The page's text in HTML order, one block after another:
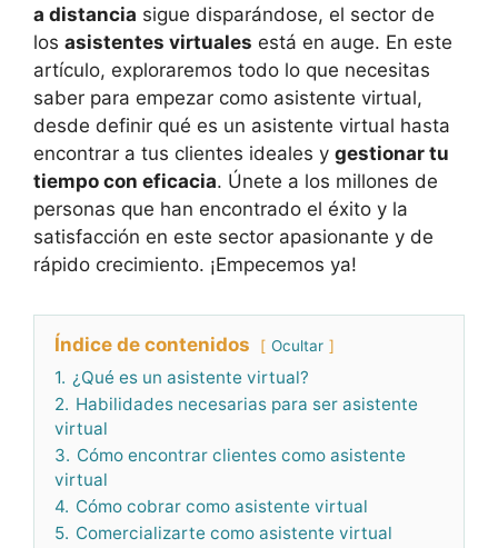
a distancia sigue disparándose, el sector de
los asistentes virtuales está en auge. En este
artículo, exploraremos todo lo que necesitas
saber para empezar como asistente virtual,
desde definir qué es un asistente virtual hasta
encontrar a tus clientes ideales y gestionar tu
tiempo con eficacia. Únete a los millones de
personas que han encontrado el éxito y la
satisfacción en este sector apasionante y de
rápido crecimiento. ¡Empecemos ya!
Índice de contenidos Ocultar
1. ¿Qué es un asistente virtual?
2. Habilidades necesarias para ser asistente
virtual
3. Cómo encontrar clientes como asistente
virtual
4. Cómo cobrar como asistente virtual
5. Comercializarte como asistente virtual